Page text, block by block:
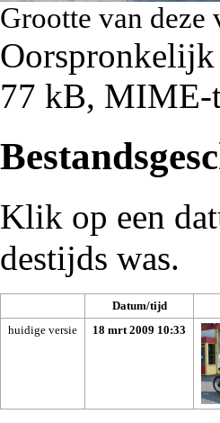
Grootte van
Oorspronkelijk
77 kB, MIME-
Klik op een
destijds was.
Datum/tijd
huidige versie
18 mrt 2009 10:33